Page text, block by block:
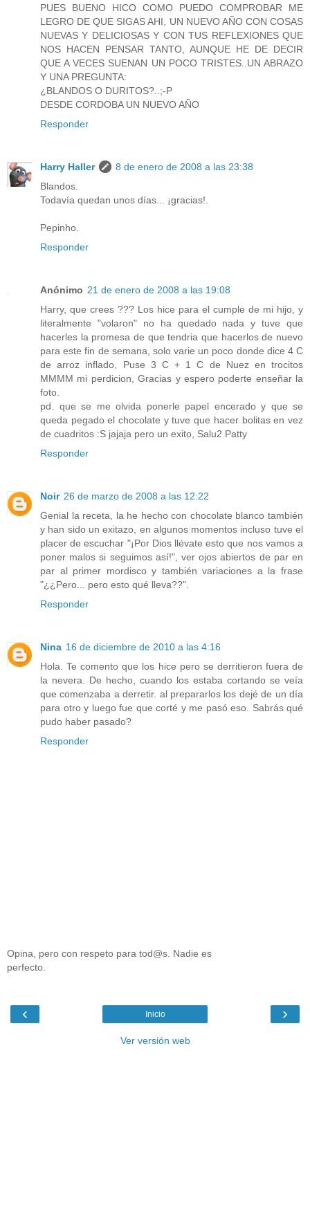
PUES BUENO HICO COMO PUEDO COMPROBAR ME
LEGRO DE QUE SIGAS AHI, UN NUEVO AÑO CON COSAS
NUEVAS Y DELICIOSAS Y CON TUS REFLEXIONES QUE
NOS HACEN PENSAR TANTO, AUNQUE HE DE DECIR
QUE A VECES SUENAN UN POCO TRISTES..UN ABRAZO
Y UNA PREGUNTA:
¿BLANDOS O DURITOS?..;-P
DESDE CORDOBA UN NUEVO AÑO
Responder
Harry Haller
8 de enero de 2008 a las 23:38
Blandos.
Todavía quedan unos días... ¡gracias!.
Pepinho.
Responder
Anónimo 21 de enero de 2008 a las 19:08
Harry, que crees ??? Los hice para el cumple de mi hijo, y
literalmente "volaron" no ha quedado nada y tuve que
hacerles la promesa de que tendria que hacerlos de nuevo
para este fin de semana, solo varie un poco donde dice 4 C
de arroz inflado, Puse 3 C + 1 C de Nuez en trocitos
MMMM mi perdicion, Gracias y espero poderte enseñar la
foto.
pd. que se me olvida ponerle papel encerado y que se
queda pegado el chocolate y tuve que hacer bolitas en vez
de cuadritos :S jajaja pero un exito, Salu2 Patty
Responder
Noir 26 de marzo de 2008 a las 12:22
Genial la receta, la he hecho con chocolate blanco también
y han sido un exitazo, en algunos momentos incluso tuve el
placer de escuchar "¡Por Dios llévate esto que nos vamos a
poner malos si seguimos así!", ver ojos abiertos de par en
par al primer mordisco y también variaciones a la frase
"¿¿Pero... pero esto qué lleva??".
Responder
Nina 16 de diciembre de 2010 a las 4:16
Hola. Te comento que los hice pero se derritieron fuera de
la nevera. De hecho, cuando los estaba cortando se veía
que comenzaba a derretir. al prepararlos los dejé de un día
para otro y luego fue que corté y me pasó eso. Sabrás qué
pudo haber pasado?
Responder
Opina, pero con respeto para tod@s. Nadie es
perfecto.
‹ ›
Inicio
Ver versión web